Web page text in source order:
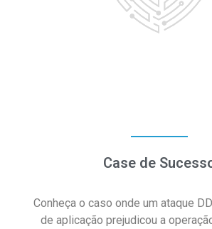
Case de
Conheça o caso onde um ataque
de aplicação prejudicou a